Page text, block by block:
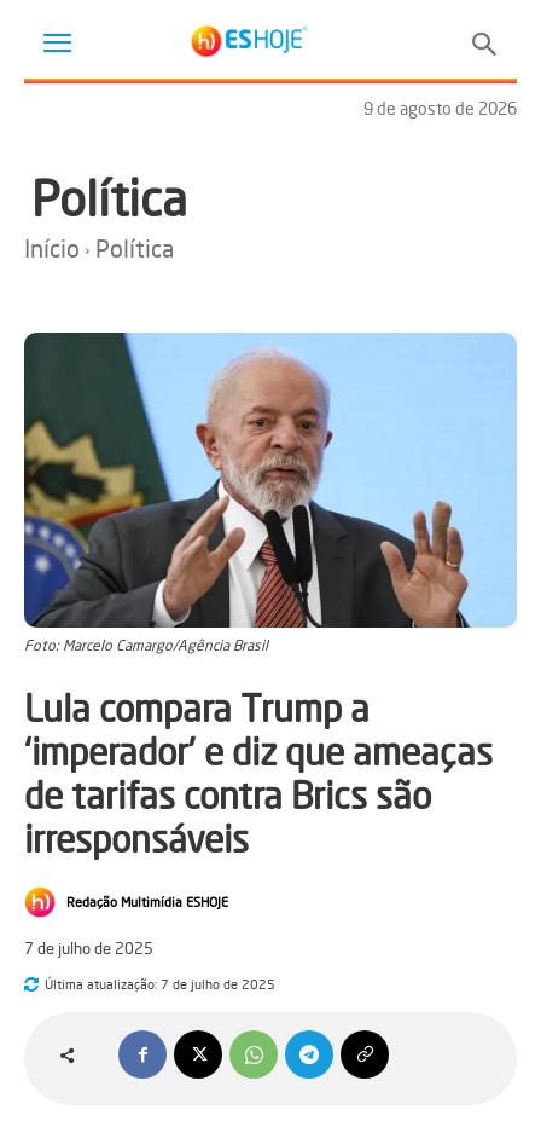
9 de agosto de 2026
Política
Início Política
Foto: Marcelo Camargo/Agência Brasil
Lula compara Trump a
‘imperador’ e diz que ameaças
de tarifas contra Brics são
irresponsáveis
Redação Multimídia ESHOJE
7 de julho de 2025
Última atualização: 7 de julho de 2025